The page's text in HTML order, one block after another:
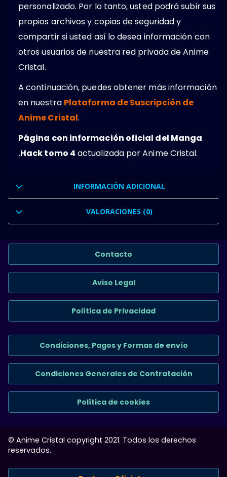
personalizado. Por lo tanto, usted podrá subir sus
propios archivos y copias de seguridad y
compartir si usted así lo desea información con
otros usuarios de nuestra red privada de Anime
Cristal.
A continuación, puedes obtener más información
en nuestra Plataforma de Suscripción de
Anime Cristal.
Página con información oficial del Manga
.Hack tomo 4 actualizada por Anime Cristal.
INFORMACIÓN ADICIONAL
VALORACIONES (0)
Contacto
Aviso Legal
Política de Privacidad
Condiciones, Pagos y Formas de envío
Condiciones Generales de Contratación
Política de cookies
© Anime Cristal copyright 2021. Todos los derechos
reservados.